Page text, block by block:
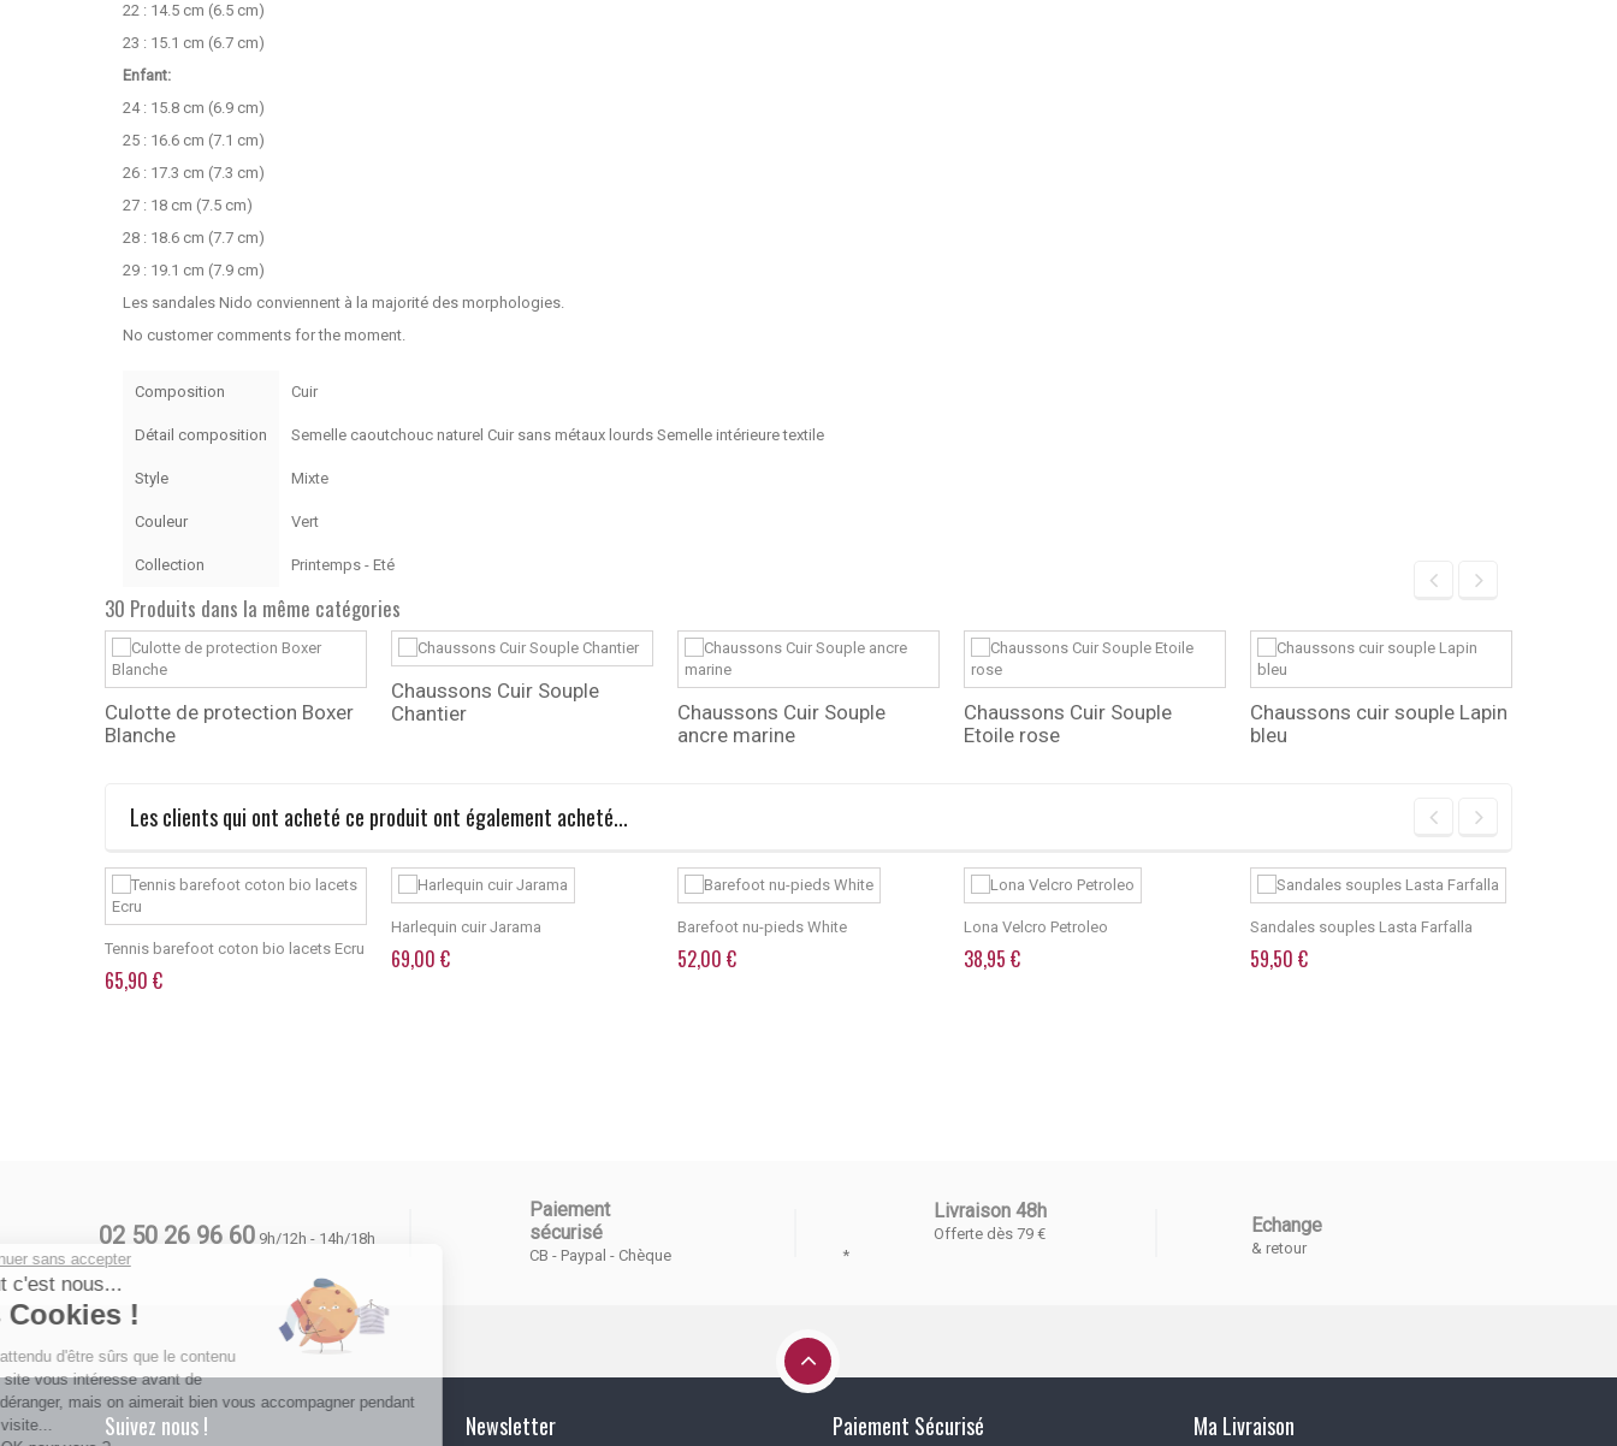
22 : 14.5 cm (6.5 cm)
23 : 15.1 cm (6.7 cm)
Enfant:
24 : 15.8 cm (6.9 cm)
25 : 16.6 cm (7.1 cm)
26 : 17.3 cm (7.3 cm)
27 : 18 cm (7.5 cm)
28 : 18.6 cm (7.7 cm)
29 : 19.1 cm (7.9 cm)
Les sandales Nido conviennent à la majorité des morphologies.
No customer comments for the moment.
Composition Cuir
Détail composition Semelle caoutchouc naturel Cuir sans métaux lourds Semelle intérieure textile
Style Mixte
Couleur Vert
Collection Printemps - Eté
30 Produits dans la même catégories
Culotte de protection Boxer
Blanche
Chaussons Cuir Souple
Chantier
Chaussons Cuir Souple
ancre marine
Chaussons Cuir Souple
Etoile rose
Chaussons cuir souple Lapin
bleu
Les clients qui ont acheté ce produit ont également acheté...
Tennis barefoot coton bio lacets Ecru
65,90 €
Harlequin cuir Jarama
69,00 €
Barefoot nu-pieds White
52,00 €
Lona Velcro Petroleo
38,95 €
Sandales souples Lasta Farfalla
59,50 €
02 50 26 96 60 9h/12h - 14h/18h
Paiement
sécurisé
CB - Paypal - Chèque
Livraison 48h
Offerte dès 79 €
*
Echange
& retour
Suivez nous ! Newsletter Paiement Sécurisé Ma Livraison
Continuer sans accepter
Salut c'est nous...
les Cookies !
On a attendu d'être sûrs que le contenu
de ce site vous intéresse avant de
vous déranger, mais on aimerait bien vous accompagner pendant
votre visite...